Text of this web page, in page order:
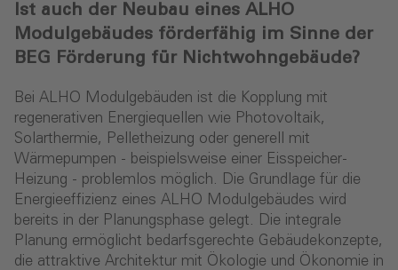
Ist auch der Neubau eines ALHO
Modulgebäudes förderfähig im Sinne der
BEG Förderung für Nichtwohngebäude?
Bei ALHO Modulgebäuden ist die Kopplung mit
regenerativen Energiequellen wie Photovoltaik,
Solarthermie, Pelletheizung oder generell mit
Wärmepumpen - beispielsweise einer Eisspeicher-
Heizung - problemlos möglich. Die Grundlage für die
Energieeffizienz eines ALHO Modulgebäudes wird
bereits in der Planungsphase gelegt. Die integrale
Planung ermöglicht bedarfsgerechte Gebäudekonzepte,
die attraktive Architektur mit Ökologie und Ökonomie in